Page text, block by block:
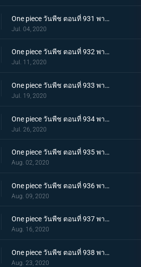
One piece วันพีช ตอนที่ 931 พากย์ไทย ปีนขึ้นไป ลูฟี่และการหนีตายที่เดิมพันด้วยชีวิต!
Jul. 04, 2020
One piece วันพีช ตอนที่ 932 พากย์ไทย อยู่หรือตาย ศึกซูโม่อินเฟอร์โนของควีน
Jul. 11, 2020
One piece วันพีช ตอนที่ 933 พากย์ไทย กิวคิมารุ! ศึกตัดสินของโซโลบนสะพานโออิฮางิ
Jul. 19, 2020
One piece วันพีช ตอนที่ 934 พากย์ไทย สถานะการณ์พลิกผัน! วิชาสามดาบข้ามเงื้อมมือมัจจุราช!
Jul. 26, 2020
One piece วันพีช ตอนที่ 935 พากย์ไทย โซโลต้องตะลึง! ตัวตนที่แท้จริงของสาวงามผู้เลอโฉม
Aug. 02, 2020
One piece วันพีช ตอนที่ 936 พากย์ไทย เรียนรู้ถึงแก่น ฮาคิแห่งวาโนะ ริวโอ!
Aug. 09, 2020
One piece วันพีช ตอนที่ 937 พากย์ไทย โทโนะยาสุ! ผู้เป็นที่รักของเมืองเอบิสุ!
Aug. 16, 2020
One piece วันพีช ตอนที่ 938 พากย์ไทย สะเทือนทั่วหล้า ตัวตนที่แท้จริงของจอมโจรเจ้าหนูสามฉลู
Aug. 23, 2020